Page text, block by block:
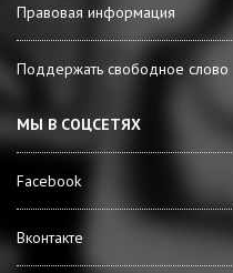
Правовая информация
Поддержать свободное слово
МЫ В СОЦСЕТЯХ
Facebook
Вконтакте